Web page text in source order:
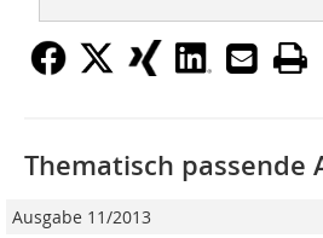
Thematisch passende
Ausgabe 11/2013